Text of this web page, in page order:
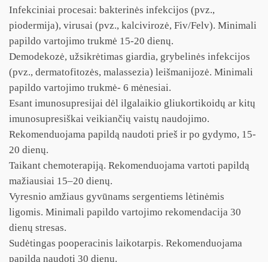
Infekciniai procesai: bakterinės infekcijos (pvz.,
piodermija), virusai (pvz., kalcivirozė, Fiv/Felv). Minimali
papildo vartojimo trukmė 15-20 dienų.
Demodekozė, užsikrėtimas giardia, grybelinės infekcijos
(pvz., dermatofitozės, malassezia) leišmanijozė. Minimali
papildo vartojimo trukmė- 6 mėnesiai.
Esant imunosupresijai dėl ilgalaikio gliukortikoidų ar kitų
imunosupresiškai veikiančių vaistų naudojimo.
Rekomenduojama papildą naudoti prieš ir po gydymo, 15-
20 dienų.
Taikant chemoterapiją. Rekomenduojama vartoti papildą
mažiausiai 15–20 dienų.
Vyresnio amžiaus gyvūnams sergentiems lėtinėmis
ligomis. Minimali papildo vartojimo rekomendacija 30
dienų stresas.
Sudėtingas pooperacinis laikotarpis. Rekomenduojama
papildą naudoti 30 dienų.